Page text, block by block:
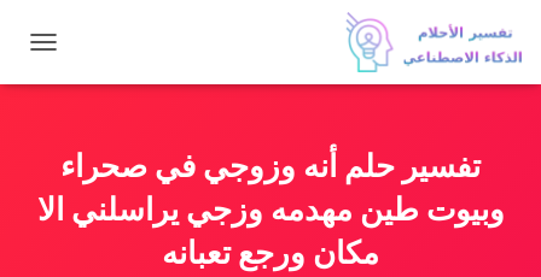
ب
ل
ت
تفسير حلم أنه وزوجي في صحراء
وبيوت طين مهدمه وزجي يراسلني الا
مكان ورجع تعبانه